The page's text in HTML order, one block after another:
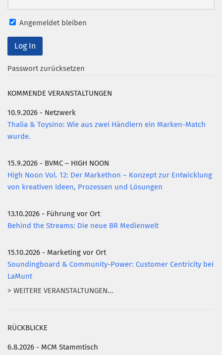
AKTUELLES
KONTAKT
Angemeldet bleiben
Passwort zurücksetzen
KOMMENDE VERANSTALTUNGEN
10.9.2026 - Netzwerk
Thalia & Toysino: Wie aus zwei Händlern ein Marken-Match
wurde.
15.9.2026 - BVMC – HIGH NOON
High Noon Vol. 12: Der Markethon – Konzept zur Entwicklung
von kreativen Ideen, Prozessen und Lösungen
13.10.2026 - Führung vor Ort
Behind the Streams: Die neue BR Medienwelt
15.10.2026 - Marketing vor Ort
Soundingboard & Community-Power: Customer Centricity bei
LaMunt
> WEITERE VERANSTALTUNGEN...
RÜCKBLICKE
6.8.2026 - MCM Stammtisch